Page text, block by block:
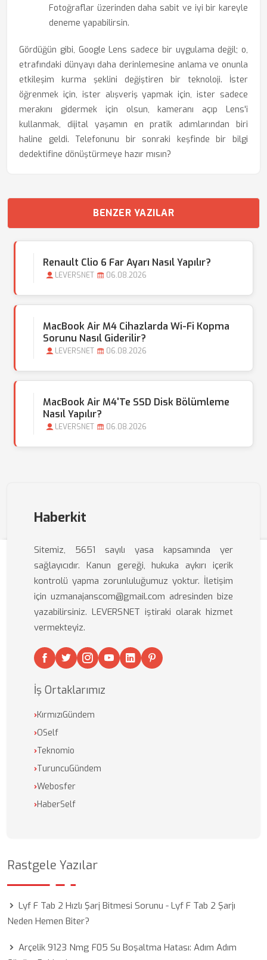
Fotoğraflar üzerinden daha sabit ve iyi bir kareyle
deneme yapabilirsin.
Gördüğün gibi, Google Lens sadece bir uygulama değil; o,
etrafındaki dünyayı daha derinlemesine anlama ve onunla
etkileşim kurma şeklini değiştiren bir teknoloji. İster
öğrenmek için, ister alışveriş yapmak için, ister sadece
merakını gidermek için olsun, kameranı açıp Lens'i
kullanmak, dijital yaşamın en pratik adımlarından biri
haline geldi. Telefonunu bir sonraki keşfinde bir bilgi
dedektifine dönüştürmeye hazır mısın?
BENZER YAZILAR
Renault Clio 6 Far Ayarı Nasıl Yapılır?
LEVERSNET 06.08.2026
MacBook Air M4 Cihazlarda Wi-Fi Kopma
Sorunu Nasıl Giderilir?
LEVERSNET 06.08.2026
MacBook Air M4'te SSD Disk Bölümleme
Nasıl Yapılır?
LEVERSNET 06.08.2026
Haberkit
Sitemiz, 5651 sayılı yasa kapsamında yer
sağlayıcıdır. Kanun gereği, hukuka aykırı içerik
kontrolü yapma zorunluluğumuz yoktur. İletişim
için uzmanajanscom@gmail.com adresinden bize
yazabilirsiniz. LEVERSNET iştiraki olarak hizmet
vermekteyiz.
İş Ortaklarımız
›KırmızıGündem
›OSelf
›Teknomio
›TuruncuGündem
›Webosfer
›HaberSelf
Rastgele Yazılar
Lyf F Tab 2 Hızlı Şarj Bitmesi Sorunu - Lyf F Tab 2 Şarjı
Neden Hemen Biter?
Arçelik 9123 Nmg F05 Su Boşaltma Hatası: Adım Adım